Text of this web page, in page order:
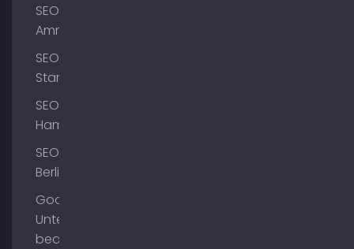
SEO
Ammersee
SEO
Starnberg
SEO
Hamburg
SEO
Berlin
Google
Unternehmensprofil
bearbeiten